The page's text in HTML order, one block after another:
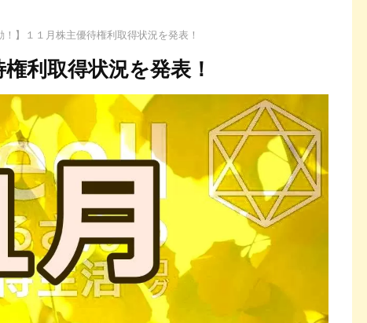
！】１１月株主優待権利取得状況を発表！
利取得状況を発表！